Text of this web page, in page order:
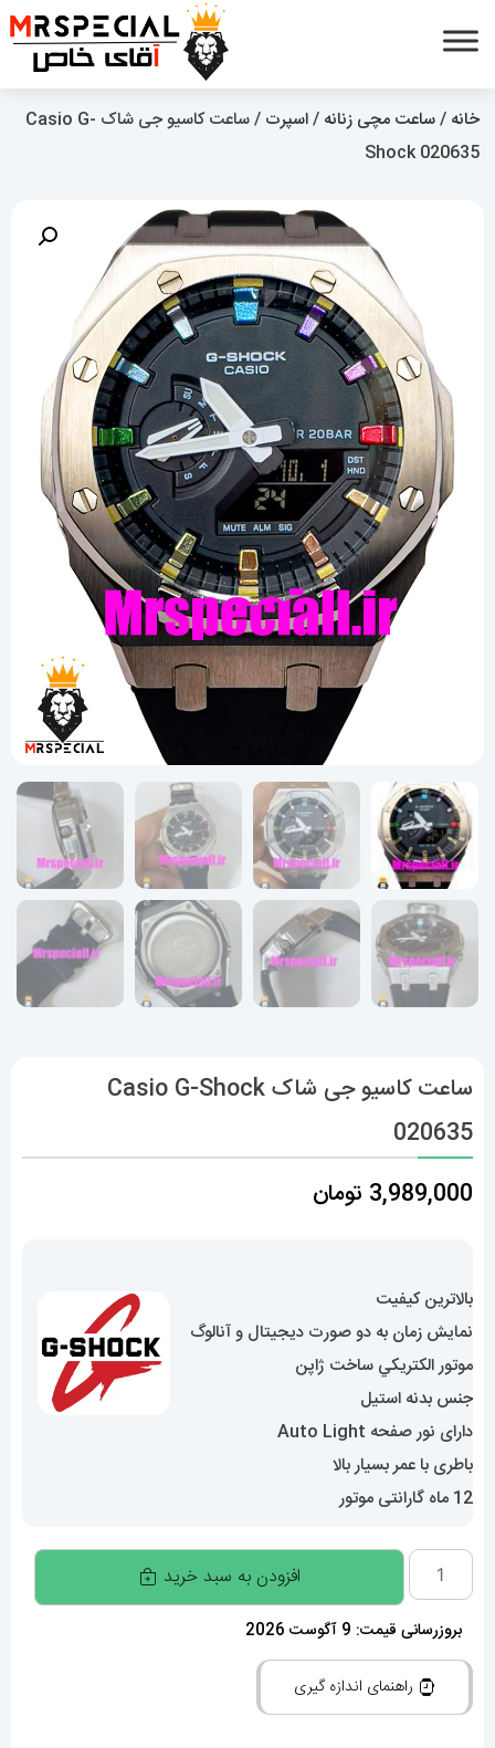
خانه /ساعت مچی زنانه /اسپرت
/ ساعت کاسیو جی شاک Casio G-
Shock 020635
ساعت کاسیو جی شاک Casio G-Shock
020635
3,989,000 تومان
بالاترین کیفیت
نمایش زمان به دو صورت دیجیتال و آنالوگ
موتور الکتريکي ساخت ژاپن
جنس بدنه استیل
دارای نور صفحه Auto Light
باطری با عمر بسیار بالا
12 ماه گارانتی موتور
ساعت
کاسیو
جی
شاک
Casio
افزودن به سبد خرید
بروزرسانی قیمت: 9 آگوست 2026
راهنمای اندازه گیری